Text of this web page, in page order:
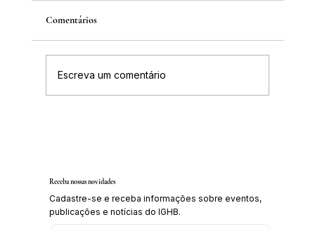
Comentários
Escreva um comentário
Receba nossas novidades
Cadastre-se e receba informações sobre eventos,
publicações e notícias do IGHB.